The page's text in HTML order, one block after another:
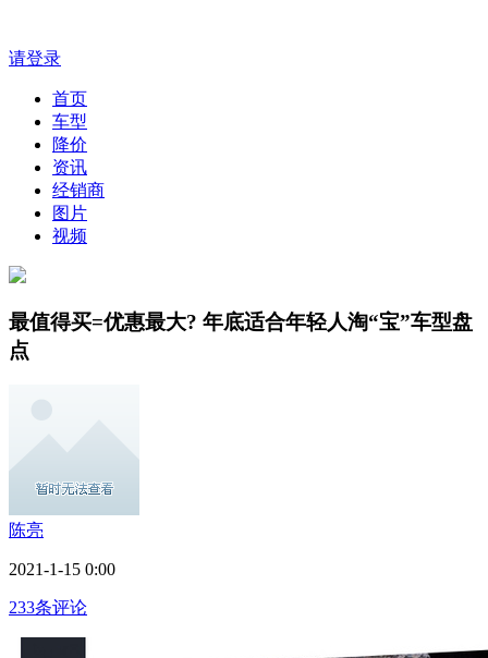
请登录
首页
车型
降价
资讯
经销商
图片
视频
最值得买=优惠最大? 年底适合年轻人淘“宝”车型盘
点
陈亮
2021-1-15 0:00
233条评论